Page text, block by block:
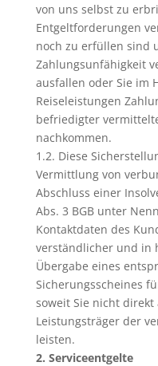
von uns selbst zu
Entgeltforderungen
noch zu erfüllen sind
Zahlungsunfähigkeit
ausfallen oder Sie im
Reiseleistungen
befriedigter
nachkommen.
1.2. Diese
Vermittlung von
Abschluss einer
Abs. 3 BGB unter
Kontaktdaten des
verständlicher und in
Übergabe eines
Sicherungsscheines
soweit Sie nicht
Leistungsträger der
leisten.
2. Serviceentgelte